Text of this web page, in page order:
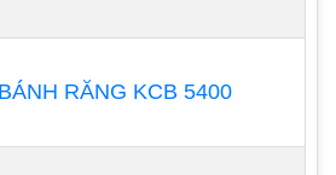
lỏng sẽ tác động vào tốc độ
lỏng bạn đang bơm sẽ nóng
Điều này sẽ ảnh hưởng đến
phù hợp nhất cho ứng dụng
RĂNG KCB 5400